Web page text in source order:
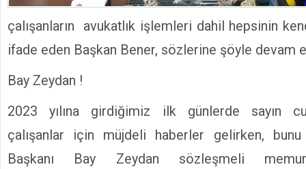
çalışanların avukatlık işlemleri dahil hepsinin
ifade eden Başkan Bener, sözlerine şöyle devam
Bay Zeydan !
2023 yılına girdiğimiz ilk günlerde sayın
çalışanlar için müjdeli haberler gelirken,
Başkanı Bay Zeydan sözleşmeli